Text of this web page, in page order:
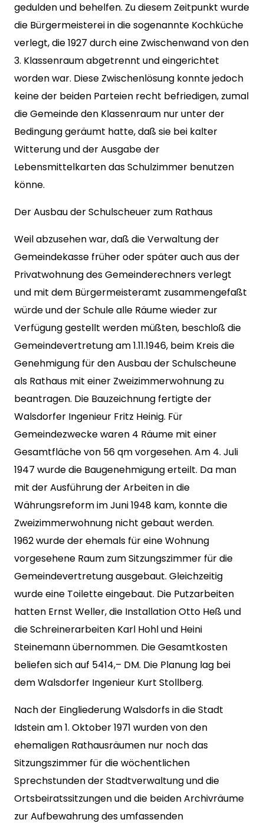
gedulden und behelfen. Zu diesem Zeitpunkt wurde
die Bürgermeisterei in die sogenannte Kochküche
verlegt, die 1927 durch eine Zwischenwand von den
3. Klassenraum abgetrennt und eingerichtet
worden war. Diese Zwischenlösung konnte jedoch
keine der beiden Parteien recht befriedigen, zumal
die Gemeinde den Klassenraum nur unter der
Bedingung geräumt hatte, daß sie bei kalter
Witterung und der Ausgabe der
Lebensmittelkarten das Schulzimmer benutzen
könne.
Der Ausbau der Schulscheuer zum Rathaus
Weil abzusehen war, daß die Verwaltung der
Gemeindekasse früher oder später auch aus der
Privatwohnung des Gemeinderechners verlegt
und mit dem Bürgermeisteramt zusammengefaßt
würde und der Schule alle Räume wieder zur
Verfügung gestellt werden müßten, beschloß die
Gemeindevertretung am 1.11.1946, beim Kreis die
Genehmigung für den Ausbau der Schulscheune
als Rathaus mit einer Zweizimmerwohnung zu
beantragen. Die Bauzeichnung fertigte der
Walsdorfer Ingenieur Fritz Heinig. Für
Gemeindezwecke waren 4 Räume mit einer
Gesamtfläche von 56 qm vorgesehen. Am 4. Juli
1947 wurde die Baugenehmigung erteilt. Da man
mit der Ausführung der Arbeiten in die
Währungsreform im Juni 1948 kam, konnte die
Zweizimmerwohnung nicht gebaut werden.
1962 wurde der ehemals für eine Wohnung
vorgesehene Raum zum Sitzungszimmer für die
Gemeindevertretung ausgebaut. Gleichzeitig
wurde eine Toilette eingebaut. Die Putzarbeiten
hatten Ernst Weller, die Installation Otto Heß und
die Schreinerarbeiten Karl Hohl und Heini
Steinemann übernommen. Die Gesamtkosten
beliefen sich auf 5414,– DM. Die Planung lag bei
dem Walsdorfer Ingenieur Kurt Stollberg.
Nach der Eingliederung Walsdorfs in die Stadt
Idstein am 1. Oktober 1971 wurden von den
ehemaligen Rathausräumen nur noch das
Sitzungszimmer für die wöchentlichen
Sprechstunden der Stadtverwaltung und die
Ortsbeiratssitzungen und die beiden Archivräume
zur Aufbewahrung des umfassenden